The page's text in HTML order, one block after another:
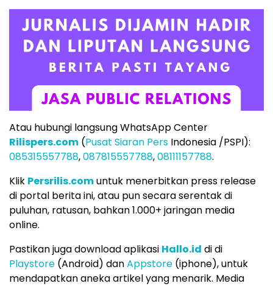
Atau hubungi langsung WhatsApp Center
Rilispers.com (Pusat Siaran Pers Indonesia /PSPI):
085315557788,087815557788,08111157788.
Klik Persrilis.comuntuk menerbitkan press release
di portal berita ini, atau pun secara serentak di
puluhan, ratusan, bahkan 1.000+ jaringan media
online.
Pastikan juga download aplikasi Hallo.id di di
Playstore (Android) danAppstore (iphone), untuk
mendapatkan aneka artikel yang menarik. Media